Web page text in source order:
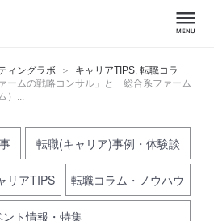
ィングラボ キャリアTIPS, 転職コラ
ームの戦略コンサル」と「総合系ファーム
）...
転職(キャリア)事例・体験談
リアTIPS 転職コラム・ノウハウ
ント情報・特集